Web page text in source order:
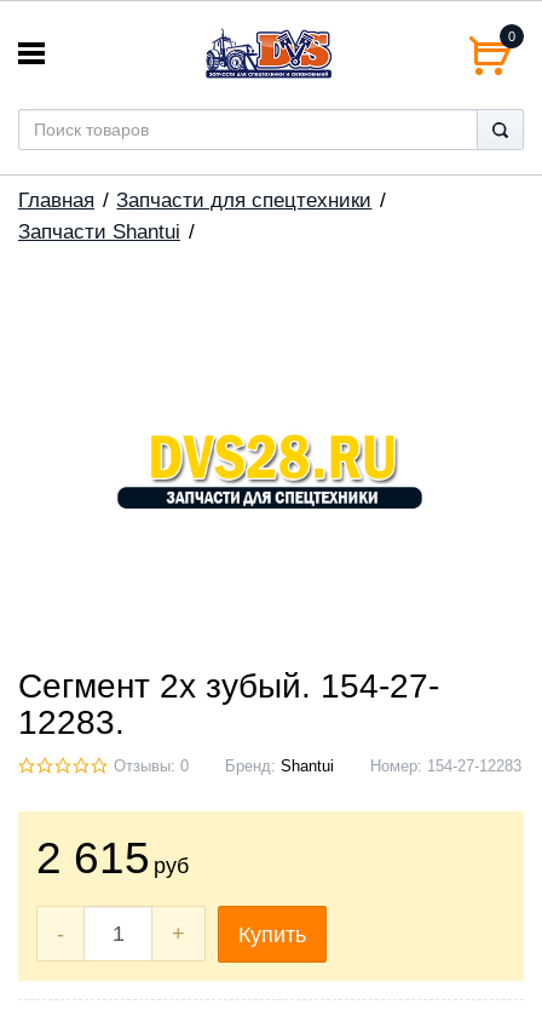
0
Главная
Запчасти для спецтехники
Запчасти Shantui
Сегмент 2х зубый. 154-27-
12283.
Отзывы: 0 Бренд: Shantui Номер: 154-27-12283
2 615 руб
- + Купить